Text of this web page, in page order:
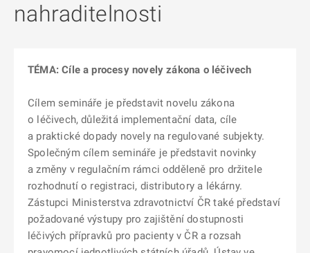
nahraditelnosti
TÉMA: Cíle a procesy novely zákona o léčivech
Cílem semináře je představit novelu zákona
o léčivech, důležitá implementační data, cíle
a praktické dopady novely na regulované subjekty.
Společným cílem semináře je představit novinky
a změny v regulačním rámci odděleně pro držitele
rozhodnutí o registraci, distributory a lékárny.
Zástupci Ministerstva zdravotnictví ČR také představí
požadované výstupy pro zajištění dostupnosti
léčivých přípravků pro pacienty v ČR a rozsah